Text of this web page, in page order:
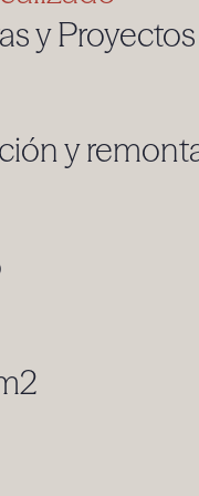
y Proyectos
y